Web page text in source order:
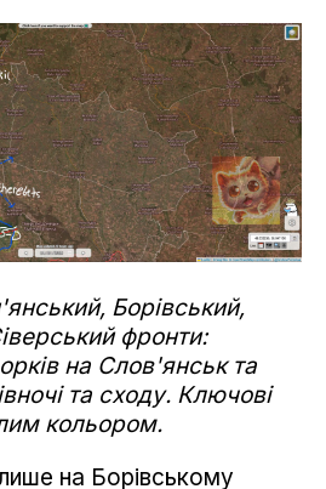
Борівський,
фронти:
на Слов'янськ та
та сходу. Ключові
кольором.
на Борівському